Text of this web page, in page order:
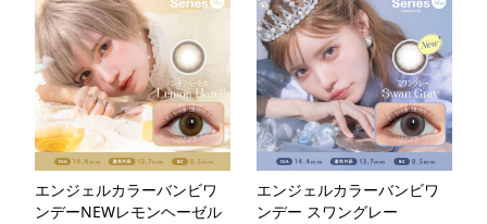
エンジェルカラーバンビワ
ンデーNEWレモンヘーゼル
エンジェルカラーバンビワ
ンデー スワングレー